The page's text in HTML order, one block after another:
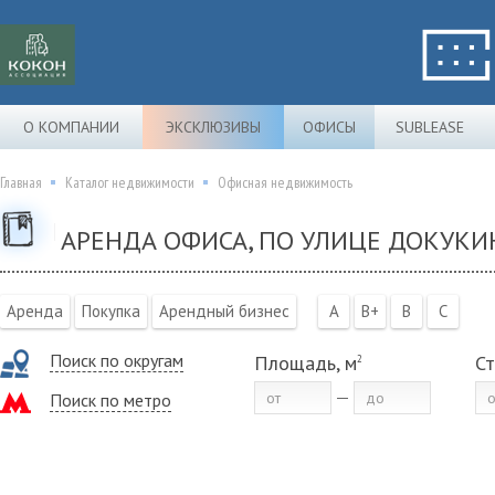
О КОМПАНИИ ЭКСКЛЮЗИВЫ ОФИСЫ SUBLEASE
Главная Каталог недвижимости Офисная недвижимость
АРЕНДА ОФИСА, ПО УЛИЦЕ
Аренда Покупка Арендный бизнес A B+ B C
Поиск по округам
Поиск по метро
Площадь, м2